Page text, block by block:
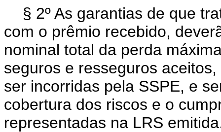
§ 2º As garantias de que
com o prêmio recebido,
nominal total da perda
seguros e resseguros
ser incorridas pela SSPE, e
cobertura dos riscos e o
representadas na LRS